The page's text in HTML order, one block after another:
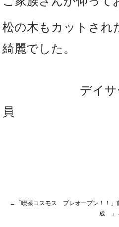
松の木もカットされ
綺麗でした。
デイ
員
←「 喫茶コスモス プレオープン！！
成